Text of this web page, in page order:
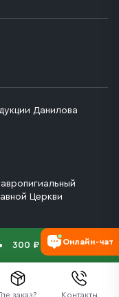
заказ? Контакты
300 ₽
Данилова
Церкви
Онлайн-чат